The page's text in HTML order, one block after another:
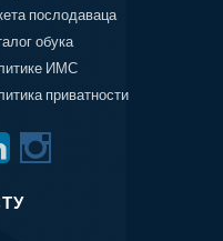
послодаваца
обука
ИМС
приватности